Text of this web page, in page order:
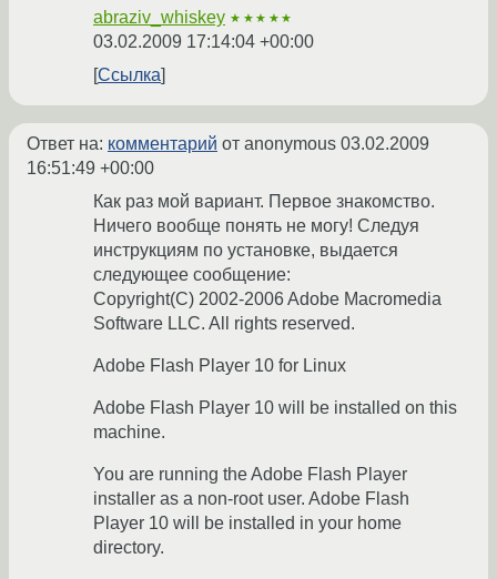
abraziv_whiskey ★★★★★
03.02.2009 17:14:04 +00:00
Ссылка
Ответ на: комментарий от anonymous 03.02.2009
16:51:49 +00:00
Как раз мой вариант. Первое знакомство.
Ничего вообще понять не могу! Следуя
инструкциям по установке, выдается
следующее сообщение:
Copyright(C) 2002-2006 Adobe Macromedia
Software LLC. All rights reserved.
Adobe Flash Player 10 for Linux
Adobe Flash Player 10 will be installed on this
machine.
You are running the Adobe Flash Player
installer as a non-root user. Adobe Flash
Player 10 will be installed in your home
directory.